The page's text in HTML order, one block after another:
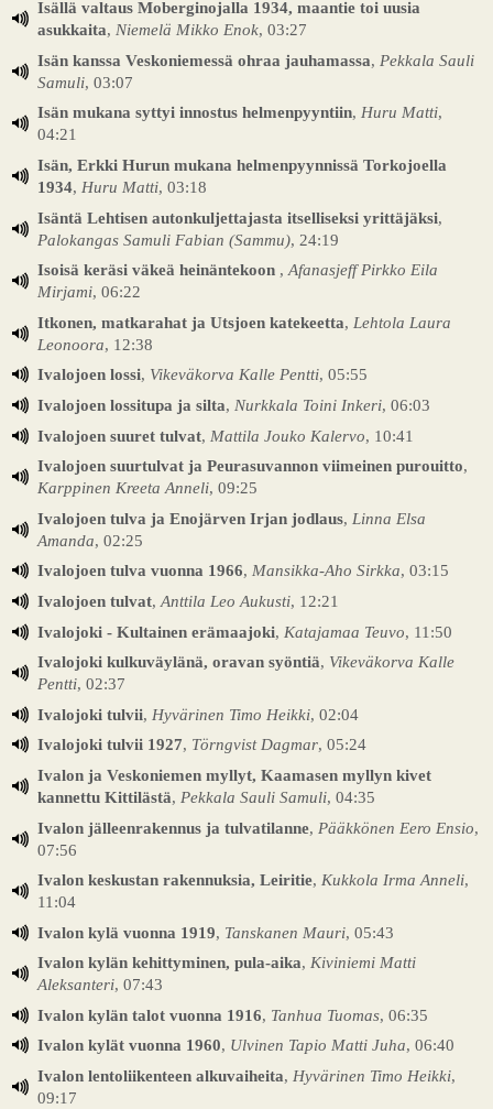
Isällä valtaus Moberginojalla 1934, maantie toi uusia
asukkaita, Niemelä Mikko Enok, 03:27
Isän kanssa Veskoniemessä ohraa jauhamassa, Pekkala Sauli
Samuli, 03:07
Isän mukana syttyi innostus helmenpyyntiin, Huru Matti,
04:21
Isän, Erkki Hurun mukana helmenpyynnissä Torkojoella
1934, Huru Matti, 03:18
Isäntä Lehtisen autonkuljettajasta itselliseksi yrittäjäksi,
Palokangas Samuli Fabian (Sammu), 24:19
Isoisä keräsi väkeä heinäntekoon , Afanasjeff Pirkko Eila
Mirjami, 06:22
Itkonen, matkarahat ja Utsjoen katekeetta, Lehtola Laura
Leonoora, 12:38
Ivalojoen lossi, Vikeväkorva Kalle Pentti, 05:55
Ivalojoen lossitupa ja silta, Nurkkala Toini Inkeri, 06:03
Ivalojoen suuret tulvat, Mattila Jouko Kalervo, 10:41
Ivalojoen suurtulvat ja Peurasuvannon viimeinen purouitto,
Karppinen Kreeta Anneli, 09:25
Ivalojoen tulva ja Enojärven Irjan jodlaus, Linna Elsa
Amanda, 02:25
Ivalojoen tulva vuonna 1966, Mansikka-Aho Sirkka, 03:15
Ivalojoen tulvat, Anttila Leo Aukusti, 12:21
Ivalojoki - Kultainen erämaajoki, Katajamaa Teuvo, 11:50
Ivalojoki kulkuväylänä, oravan syöntiä, Vikeväkorva Kalle
Pentti, 02:37
Ivalojoki tulvii, Hyvärinen Timo Heikki, 02:04
Ivalojoki tulvii 1927, Törngvist Dagmar, 05:24
Ivalon ja Veskoniemen myllyt, Kaamasen myllyn kivet
kannettu Kittilästä, Pekkala Sauli Samuli, 04:35
Ivalon jälleenrakennus ja tulvatilanne, Pääkkönen Eero Ensio,
07:56
Ivalon keskustan rakennuksia, Leiritie, Kukkola Irma Anneli,
11:04
Ivalon kylä vuonna 1919, Tanskanen Mauri, 05:43
Ivalon kylän kehittyminen, pula-aika, Kiviniemi Matti
Aleksanteri, 07:43
Ivalon kylän talot vuonna 1916, Tanhua Tuomas, 06:35
Ivalon kylät vuonna 1960, Ulvinen Tapio Matti Juha, 06:40
Ivalon lentoliikenteen alkuvaiheita, Hyvärinen Timo Heikki,
09:17